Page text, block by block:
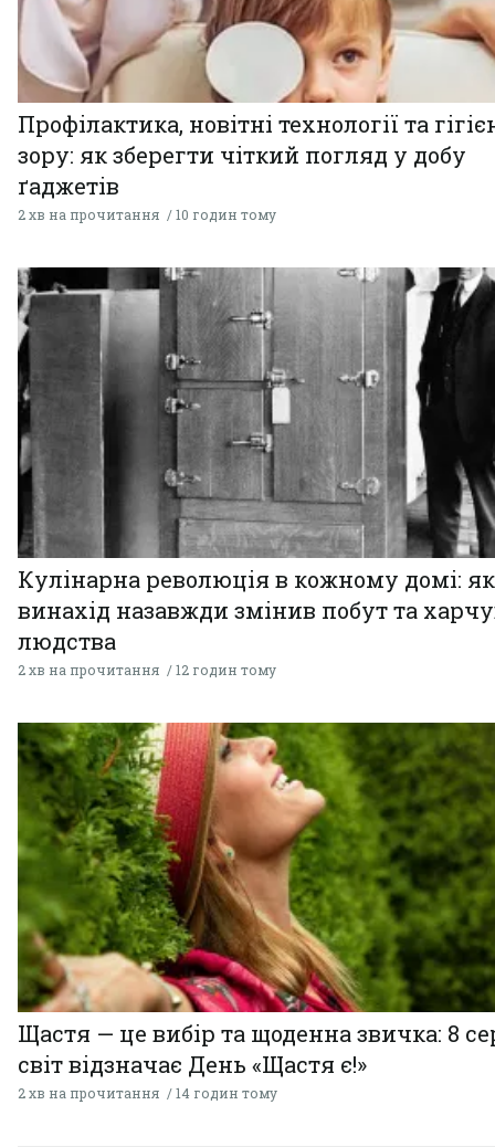
Профілактика, новітні технології та
зору: як зберегти чіткий погляд у добу
ґаджетів
2 хв на прочитання 10 годин тому
Кулінарна революція в кожному домі:
винахід назавжди змінив побут та
людства
2 хв на прочитання 12 годин тому
Щастя — це вибір та щоденна звичка: 8
світ відзначає День «Щастя є!»
2 хв на прочитання 14 годин тому